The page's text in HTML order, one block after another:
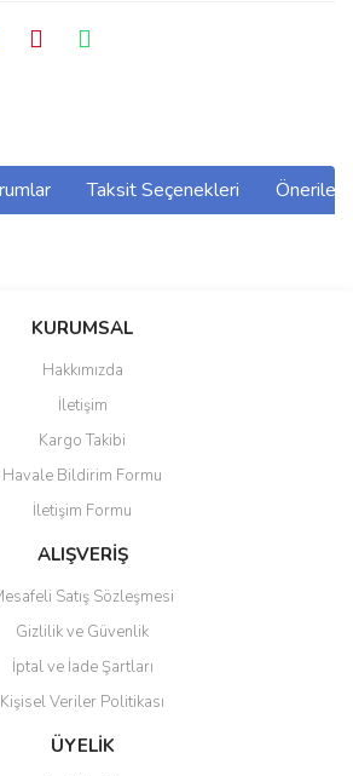
Taksit Seçenekleri
ürüne ilk yorumu siz yapın!
Yorum Yaz
bozuk veya görüntülenemiyor.
eksik bilgiler bulunuyor.
bulunuyor.
daha pahalı.
alternatifler olmalı.
Gönder
KURUMSAL
Hakkımızda
İletişim
Kargo Takibi
Havale Bildirim Formu
İletişim Formu
ALIŞVERİŞ
Satış Sözleşmesi
Gizlilik ve Güvenlik
İptal ve İade Şartları
Kişisel Veriler Politikası
ÜYELİK